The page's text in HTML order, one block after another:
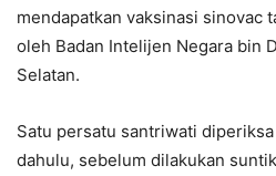
mendapatkan vaksinasi sinovac
oleh Badan Intelijen Negara bin
Selatan.
Satu persatu santriwati
dahulu, sebelum dilakukan